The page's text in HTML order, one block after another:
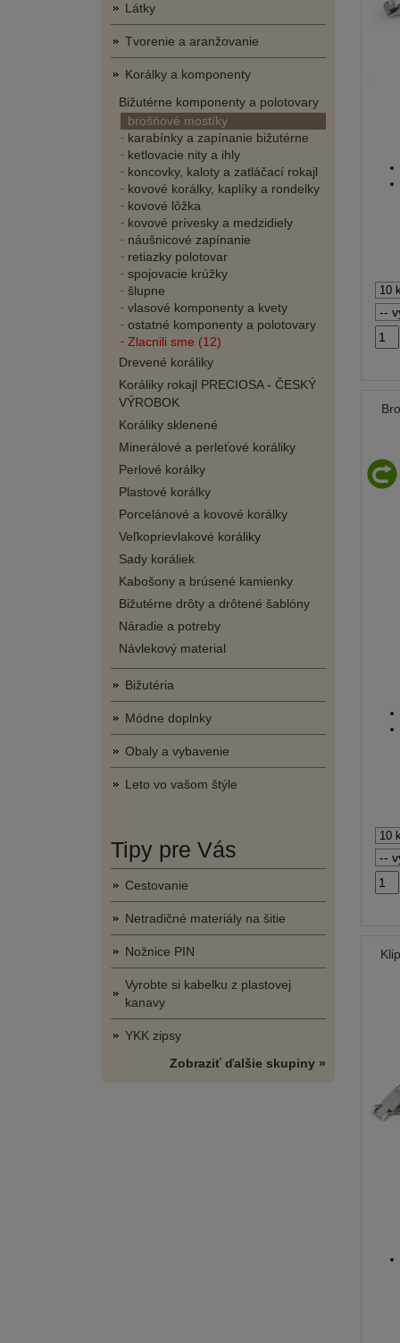
Látky
Tvorenie a aranžovanie
Korálky a komponenty
Bižutérne komponenty a polotovary
brošńové mostíky
karabínky a zapínanie bižutérne
ketlovacie nity a ihly
koncovky, kaloty a zatláčací rokajl
kovové korálky, kaplíky a rondelky
kovové lôžka
kovové prívesky a medzidiely
náušnicové zapínanie
retiazky polotovar
spojovacie krúžky
šlupne
vlasové komponenty a kvety
ostatné komponenty a polotovary
Zlacnili sme (12)
Drevené koráliky
Koráliky rokajl PRECIOSA - ČESKÝ
VÝROBOK
Koráliky sklenené
Minerálové a perleťové koráliky
Perlové korálky
Plastové korálky
Porcelánové a kovové korálky
Veľkoprievlakové koráliky
Sady koráliek
Kabošony a brúsené kamienky
Bižutérne drôty a drôtené šablóny
Náradie a potreby
Návlekový material
Bižutéria
Módne doplnky
Obaly a vybavenie
Leto vo vašom štýle
Tipy pre Vás
Cestovanie
Netradičné materiály na šitie
Nožnice PIN
Vyrobte si kabelku z plastovej
kanavy
YKK zipsy
Zobraziť ďalšie skupiny »